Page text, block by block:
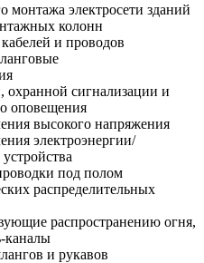
монтажа электросети зданий
колонн
и проводов
сигнализации и
оповещения
высокого напряжения
электроэнергии/
под полом
распределительных
распространению огня,
каналы
и рукавов